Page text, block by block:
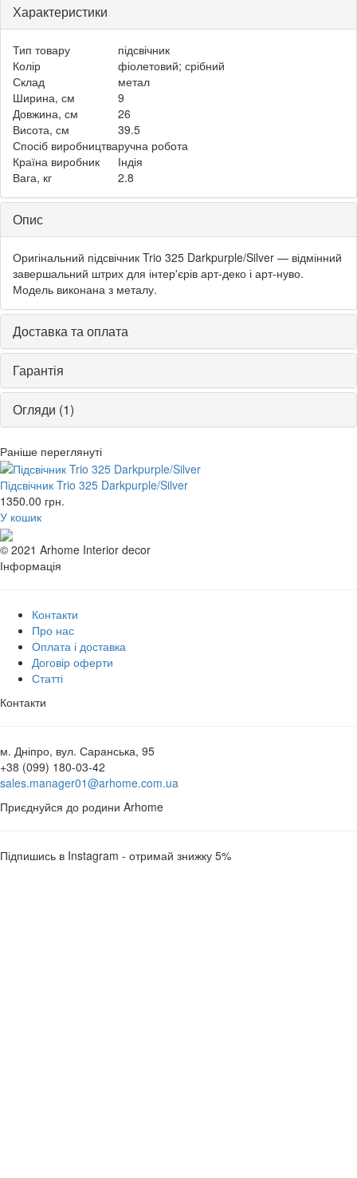
Характеристики
Тип товару
підсвічник
Колір
фіолетовий; срібний
Склад
метал
Ширина, см
9
Довжина, см
26
Висота, см
39.5
Спосіб виробництваручна робота
Країна виробник
Індія
Вага, кг
2.8
Опис
Оригінальний підсвічник Trio 325 Darkpurple/Silver — відмінний
завершальний штрих для інтер'єрів арт-деко і арт-нуво.
Модель виконана з металу.
Доставка та оплата
Гарантія
Огляди (1)
Раніше переглянуті
Підсвічник Trio 325 Darkpurple/Silver
1350.00 грн.
У кошик
© 2021 Arhome Interior decor
Інформація
Контакти
Про нас
Оплата і доставка
Договір оферти
Статті
Контакти
м. Дніпро, вул. Саранська, 95
+38 (099) 180-03-42
sales.manager01@arhome.com.ua
Приєднуйся до родини Arhome
Підпишись в Instagram - отримай знижку 5%